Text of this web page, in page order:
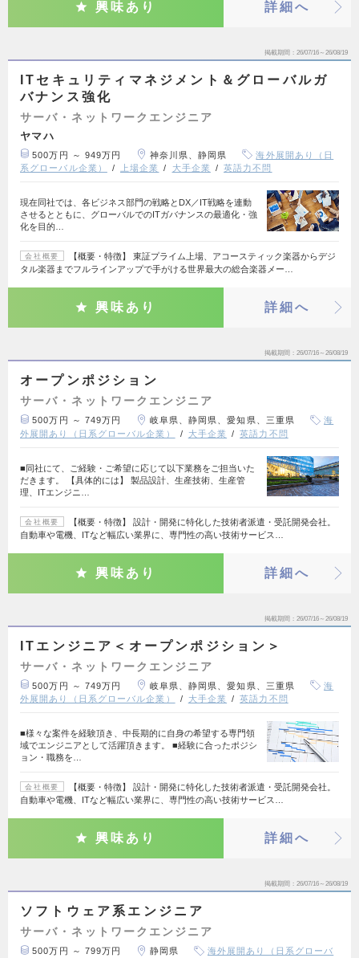
興味あり 詳細へ
掲載期間 26/07/16～26/08/19
ITセキュリティマネジメント＆グローバルガ
バナンス強化
サーバ・ネットワークエンジニア
ヤマハ
500万円 ～ 949万円 神奈川県、静岡県
海外展開あり（日
系グローバル企業）
上場企業 大手企業 英語力不問
現在同社では、各ビジネス部門の戦略とDX／IT戦略を連動
させるとともに、グローバルでのITガバナンスの最適化・強
化を目的…
会社概要
【概要・特徴】 東証プライム上場、アコースティック楽器からデジ
タル楽器までフルラインアップで手がける世界最大の総合楽器メー…
興味あり 詳細へ
掲載期間 26/07/16～26/08/19
オープンポジション
サーバ・ネットワークエンジニア
500万円 ～ 749万円 岐阜県、静岡県、愛知県、三重県
海
外展開あり（日系グローバル企業）
大手企業 英語力不問
■同社にて、ご経験・ご希望に応じて以下業務をご担当いた
だきます。 【具体的には】 製品設計、生産技術、生産管
理、ITエンジニ…
会社概要
【概要・特徴】 設計・開発に特化した技術者派遣・受託開発会社。
自動車や電機、ITなど幅広い業界に、専門性の高い技術サービス…
興味あり 詳細へ
掲載期間 26/07/16～26/08/19
ITエンジニア＜オープンポジション＞
サーバ・ネットワークエンジニア
500万円 ～ 749万円 岐阜県、静岡県、愛知県、三重県
海
外展開あり（日系グローバル企業）
大手企業 英語力不問
■様々な案件を経験頂き、中長期的に自身の希望する専門領
域でエンジニアとして活躍頂きます。 ■経験に合ったポジシ
ョン・職務を…
会社概要
【概要・特徴】 設計・開発に特化した技術者派遣・受託開発会社。
自動車や電機、ITなど幅広い業界に、専門性の高い技術サービス…
興味あり 詳細へ
掲載期間 26/07/16～26/08/19
ソフトウェア系エンジニア
サーバ・ネットワークエンジニア
500万円 ～ 799万円 静岡県
海外展開あり（日系グローバ